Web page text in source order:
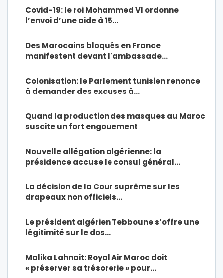
Covid-19: le roi Mohammed VI ordonne
l’envoi d’une aide à 15…
Des Marocains bloqués en France
manifestent devant l’ambassade…
Colonisation: le Parlement tunisien renonce
à demander des excuses à…
Quand la production des masques au Maroc
suscite un fort engouement
Nouvelle allégation algérienne: la
présidence accuse le consul général…
La décision de la Cour suprême sur les
drapeaux non officiels…
Le président algérien Tebboune s’offre une
légitimité sur le dos…
Malika Lahnait: Royal Air Maroc doit
« préserver sa trésorerie » pour…